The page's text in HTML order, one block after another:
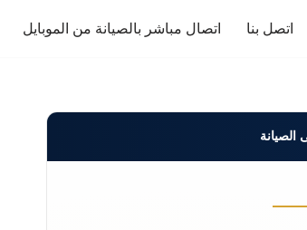
اتصل بنا اتصال مباشر بالصيانة من الموبايل